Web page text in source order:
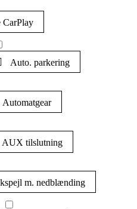
CarPlay
Auto. parkering
Automatgear
AUX tilslutning
m. nedblænding